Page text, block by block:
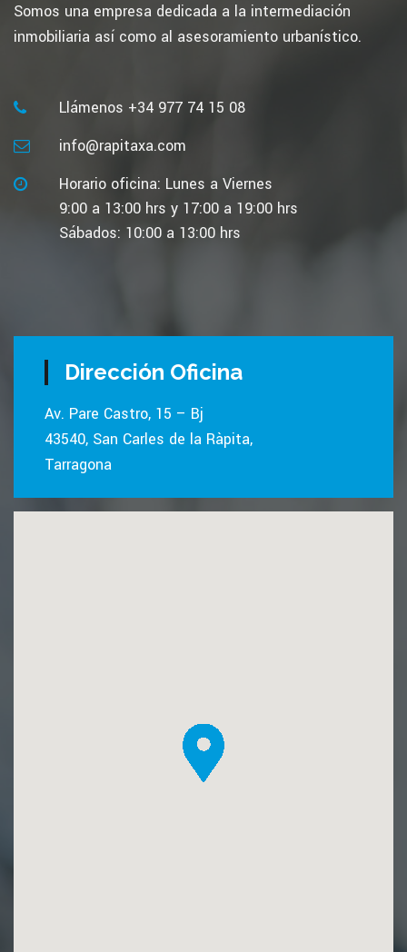
Somos una empresa dedicada a la intermediación
inmobiliaria así como al asesoramiento urbanístico.
Llámenos +34 977 74 15 08
info@rapitaxa.com
Horario oficina: Lunes a Viernes
9:00 a 13:00 hrs y 17:00 a 19:00 hrs
Sábados: 10:00 a 13:00 hrs
Dirección Oficina
Av. Pare Castro, 15 – Bj
43540, San Carles de la Ràpita,
Tarragona